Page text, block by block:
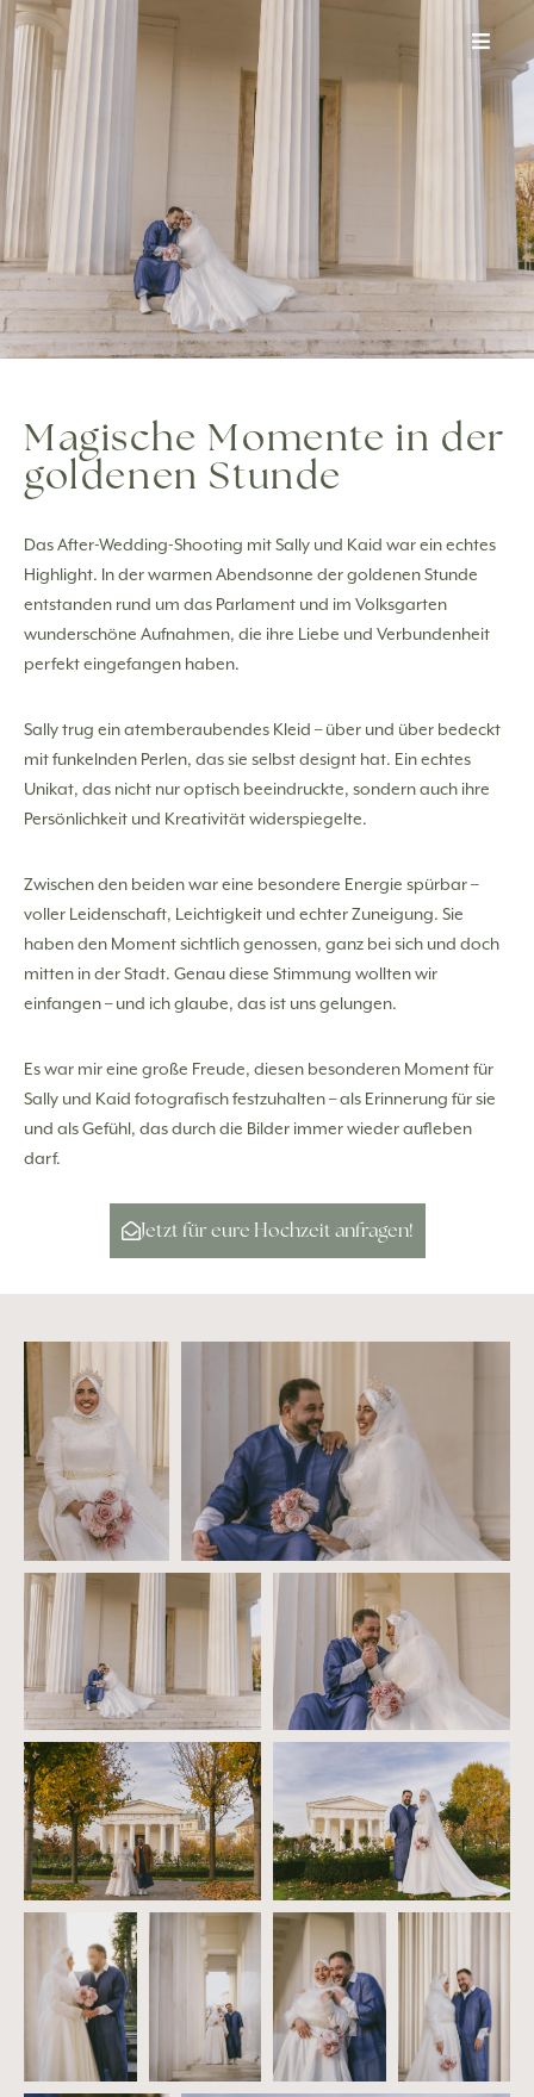
Zum
Inhalt
springen
Magische Momente in der
goldenen Stunde
Das After-Wedding-Shooting mit Sally und Kaid war ein echtes
Highlight. In der warmen Abendsonne der goldenen Stunde
entstanden rund um das Parlament und im Volksgarten
wunderschöne Aufnahmen, die ihre Liebe und Verbundenheit
perfekt eingefangen haben.
Sally trug ein atemberaubendes Kleid – über und über bedeckt
mit funkelnden Perlen, das sie selbst designt hat. Ein echtes
Unikat, das nicht nur optisch beeindruckte, sondern auch ihre
Persönlichkeit und Kreativität widerspiegelte.
Zwischen den beiden war eine besondere Energie spürbar –
voller Leidenschaft, Leichtigkeit und echter Zuneigung. Sie
haben den Moment sichtlich genossen, ganz bei sich und doch
mitten in der Stadt. Genau diese Stimmung wollten wir
einfangen – und ich glaube, das ist uns gelungen.
Es war mir eine große Freude, diesen besonderen Moment für
Sally und Kaid fotografisch festzuhalten – als Erinnerung für sie
und als Gefühl, das durch die Bilder immer wieder aufleben
darf.
Jetzt für eure Hochzeit anfragen!